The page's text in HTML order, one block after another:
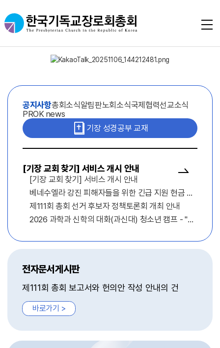
공지사항총회소식알림판노회소식국제협력선교소식
PROK news
기장 성경공부 교재
[기장 교회 찾기] 서비스 개시 안내
[기장 교회 찾기] 서비스 개시 안내
베네수엘라 강진 피해자들을 위한 긴급 지원 현금 종
료 및 감사 공지
제111회 총회 선거 후보자 정책토론회 개최 안내
2026 과학과 신학의 대화(과신대) 청소년 캠프 - "신
전자문서게시판
제111회 총회 보고서와 헌의안 작성 안내의 건
바로가기 >